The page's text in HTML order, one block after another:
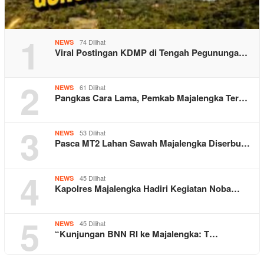
1 NEWS 74 Dilihat
Viral Postingan KDMP di Tengah Pegununga…
2 NEWS 61 Dilihat
Pangkas Cara Lama, Pemkab Majalengka Ter…
3 NEWS 53 Dilihat
Pasca MT2 Lahan Sawah Majalengka Diserbu…
4 NEWS 45 Dilihat
Kapolres Majalengka Hadiri Kegiatan Noba…
5 NEWS 45 Dilihat
“Kunjungan BNN RI ke Majalengka: T…